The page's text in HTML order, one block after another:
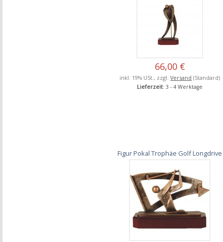
66,00 €
inkl. 19% USt., zzgl.Versand (Standard)
Lieferzeit: 3 - 4 Werktage
Figur Pokal Trophäe Golf Longdrive